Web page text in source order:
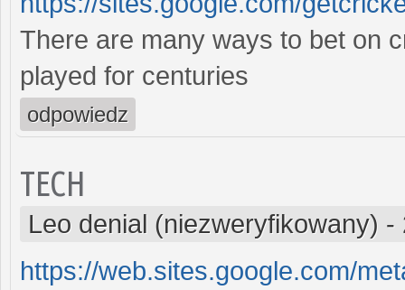
There are many ways to bet on
played for centuries
odpowiedz
TECH
Leo denial (niezweryfikowany) -
https://web.sites.google.com/